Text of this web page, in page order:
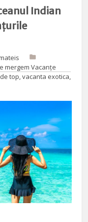
Indian
mergem Vacanțe
top,vacanta exotica,